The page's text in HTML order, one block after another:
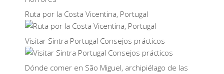
Ruta por la Costa Vicentina, Portugal
Visitar Sintra Portugal Consejos prácticos
Dónde comer en São Miguel, archipiélago de las